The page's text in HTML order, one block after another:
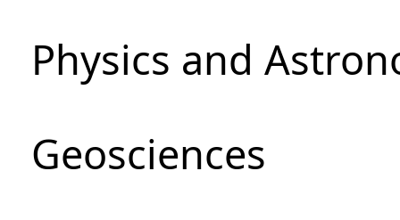
Physics and
Geosciences